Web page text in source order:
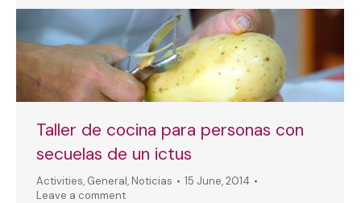
Taller de cocina para personas con
secuelas de un ictus
Activities, General, Noticias
15 June, 2014
Leave a comment